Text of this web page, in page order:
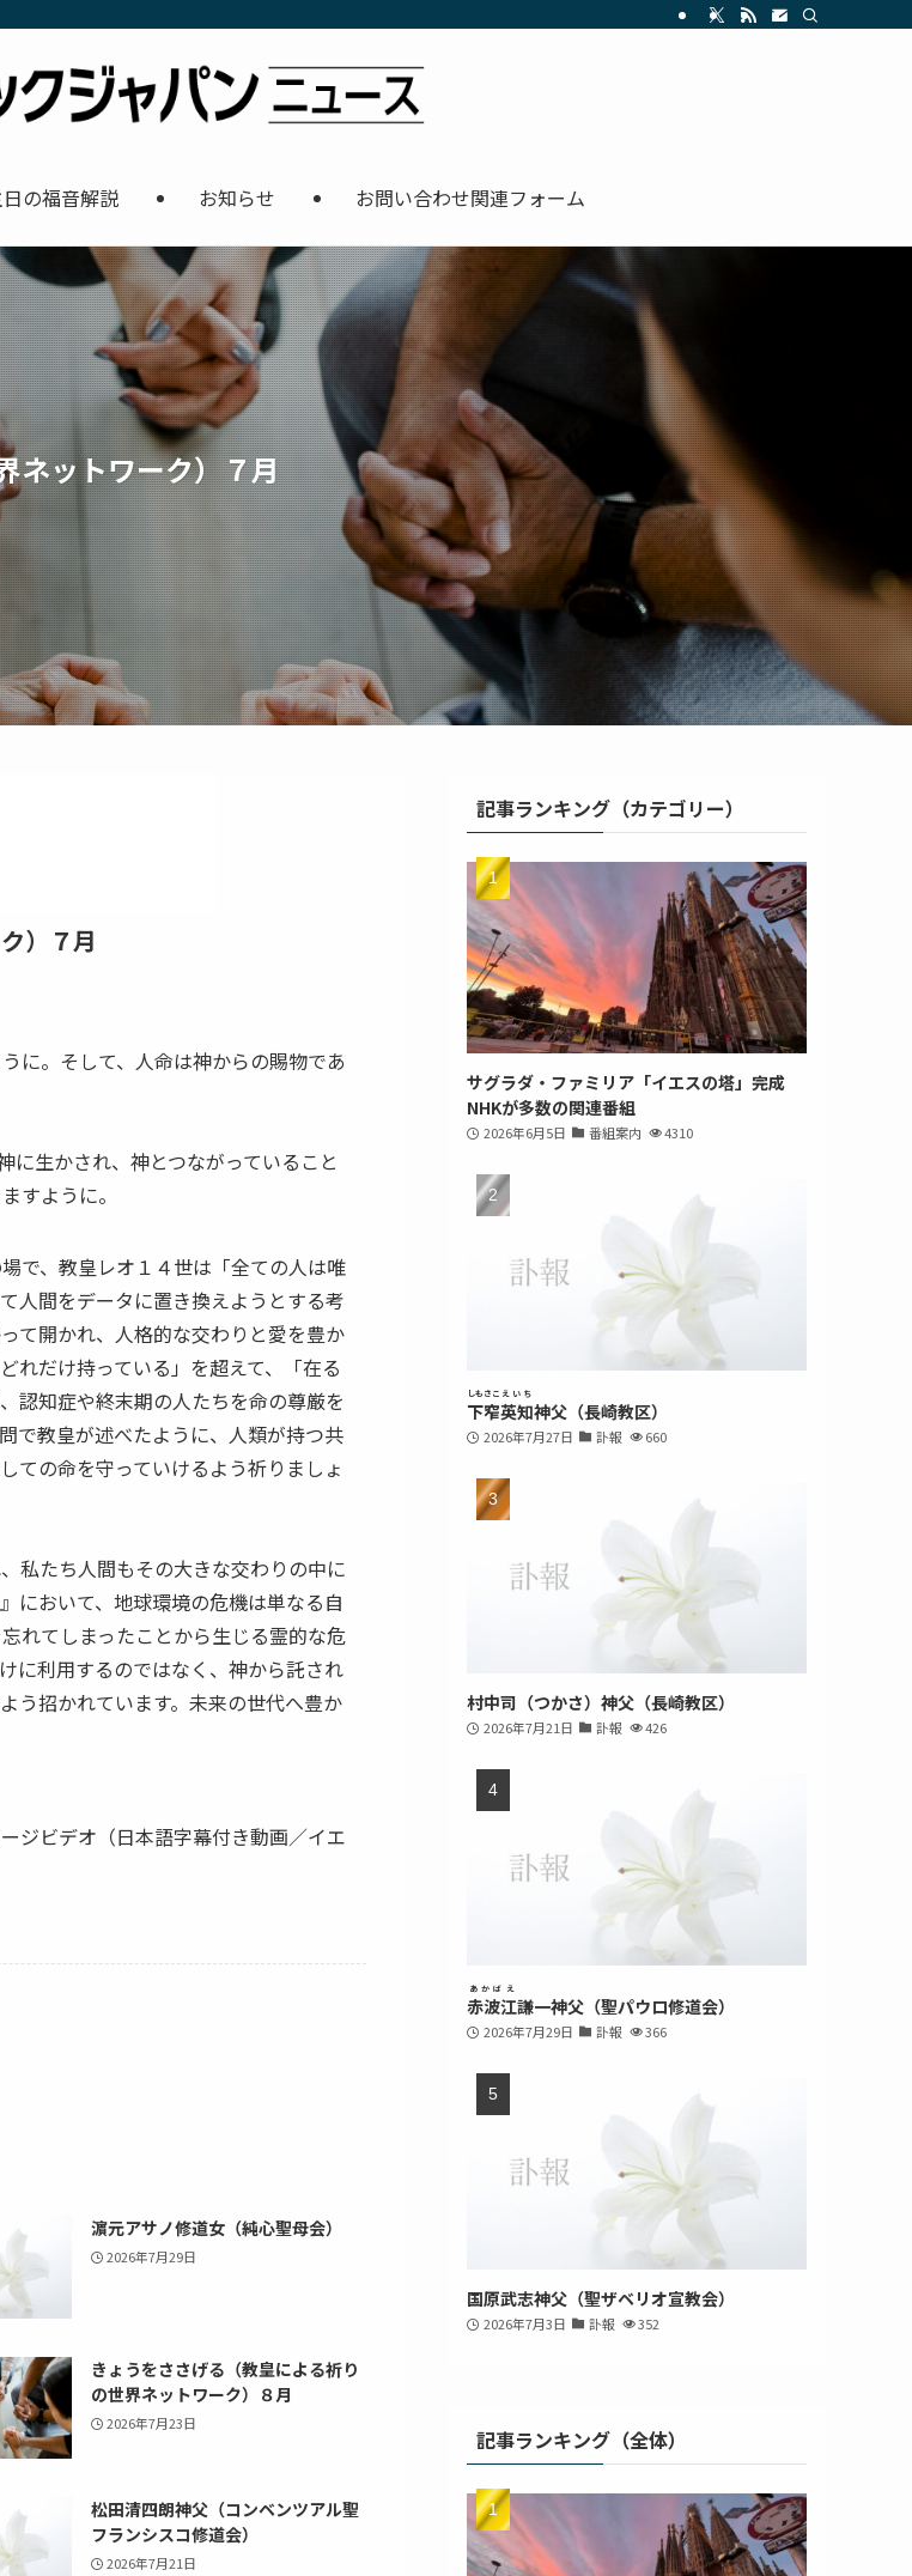
の福音解説 お知らせ お問い合わせ関連フォーム
ネットワーク）７月
）７月
に。そして、人命は神からの賜物であ
生かされ、神とつながっていること
すように。
で、教皇レオ１４世は「全ての人は唯
人間をデータに置き換えようとする考
て開かれ、人格的な交わりと愛を豊か
れだけ持っている」を超えて、「在る
認知症や終末期の人たちを命の尊厳を
で教皇が述べたように、人類が持つ共
ての命を守っていけるよう祈りましょ
私たち人間もその大きな交わりの中に
において、地球環境の危機は単なる自
れてしまったことから生じる霊的な危
に利用するのではなく、神から託され
う招かれています。未来の世代へ豊か
ジビデオ（日本語字幕付き動画／イエ
濵元アサノ修道女（純心聖母会）
2026年7月29日
きょうをささげる（教皇による祈り
の世界ネットワーク）８月
2026年7月23日
松田清四朗神父（コンベンツアル聖
フランシスコ修道会）
2026年7月21日
記事ランキング（カテゴリー）
サグラダ・ファミリア「イエスの塔」完成
NHKが多数の関連番組
2026年6月5日 番組案内 4310
下窄
しもさこ
英知
えいち
神父（長崎教区）
2026年7月27日 訃報 660
村中司（つかさ）神父（長崎教区）
2026年7月21日 訃報 426
赤波江
あかばえ
謙一神父（聖パウロ修道会）
2026年7月29日 訃報 366
国原武志神父（聖ザベリオ宣教会）
2026年7月3日 訃報 352
記事ランキング（全体）